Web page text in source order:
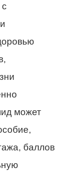
может
баллов